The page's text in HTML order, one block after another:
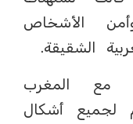
الأشخاص
الشقيقة.
مع المغرب
لجميع أشكال